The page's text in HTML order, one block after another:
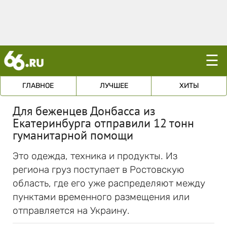
☰
ГЛАВНОЕ ЛУЧШЕЕ ХИТЫ
Для беженцев Донбасса из
Екатеринбурга отправили 12 тонн
гуманитарной помощи
Это одежда, техника и продукты. Из
региона груз поступает в Ростовскую
область, где его уже распределяют между
пунктами временного размещения или
отправляется на Украину.